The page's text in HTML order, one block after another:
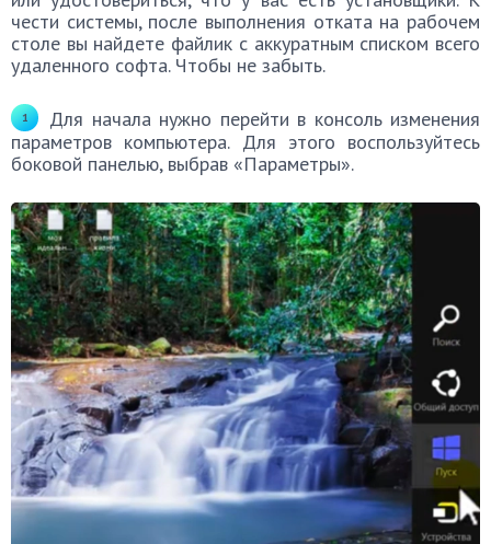
чести системы, после выполнения отката на рабочем
столе вы найдете файлик с аккуратным списком всего
удаленного софта. Чтобы не забыть.
Для начала нужно перейти в консоль изменения
параметров компьютера. Для этого воспользуйтесь
боковой панелью, выбрав «Параметры».